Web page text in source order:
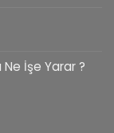
İşe Yarar ?